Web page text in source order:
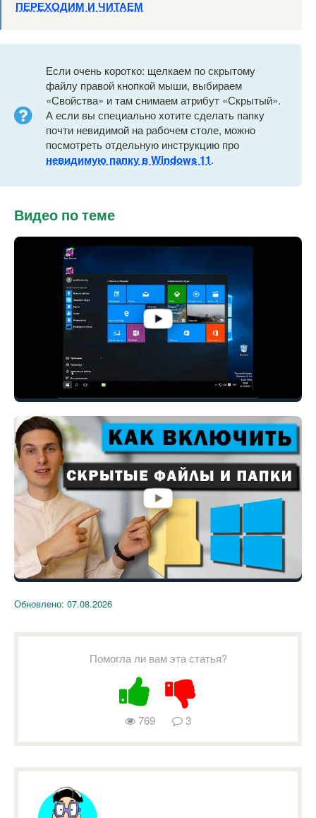
ПЕРЕХОДИМ И ЧИТАЕМ
Если очень коротко: щелкаем по скрытому
файлу правой кнопкой мыши, выбираем
«Свойства» и там снимаем атрибут «Скрытый».
А если вы специально хотите сделать папку
почти невидимой на рабочем столе, можно
посмотреть отдельную инструкцию про
невидимую папку в Windows 11.
Видео по теме
Обновлено: 07.08.2026
Помогла ли вам эта статья?
769 3